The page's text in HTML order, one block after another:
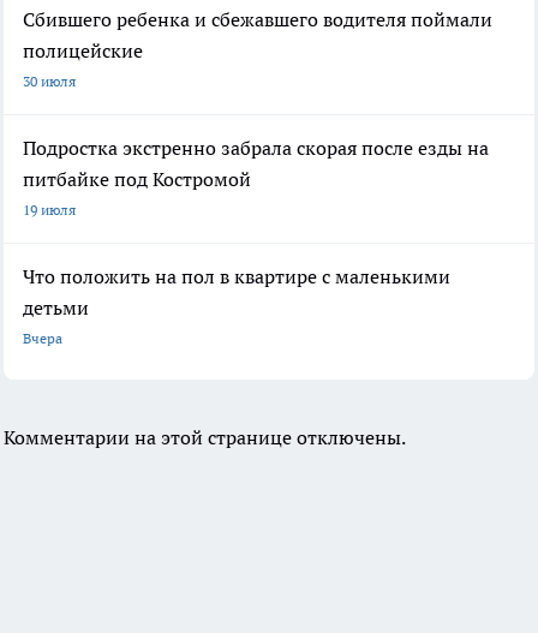
Сбившего ребенка и сбежавшего водителя поймали
полицейские
30 июля
Подростка экстренно забрала скорая после езды на
питбайке под Костромой
19 июля
Что положить на пол в квартире с маленькими
детьми
Вчера
Комментарии на этой странице отключены.